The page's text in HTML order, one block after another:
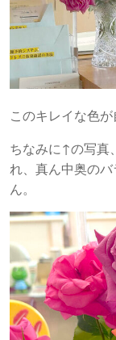
このキレイな色が
ちなみに↑の写真
れ、真ん中奥の
ん。